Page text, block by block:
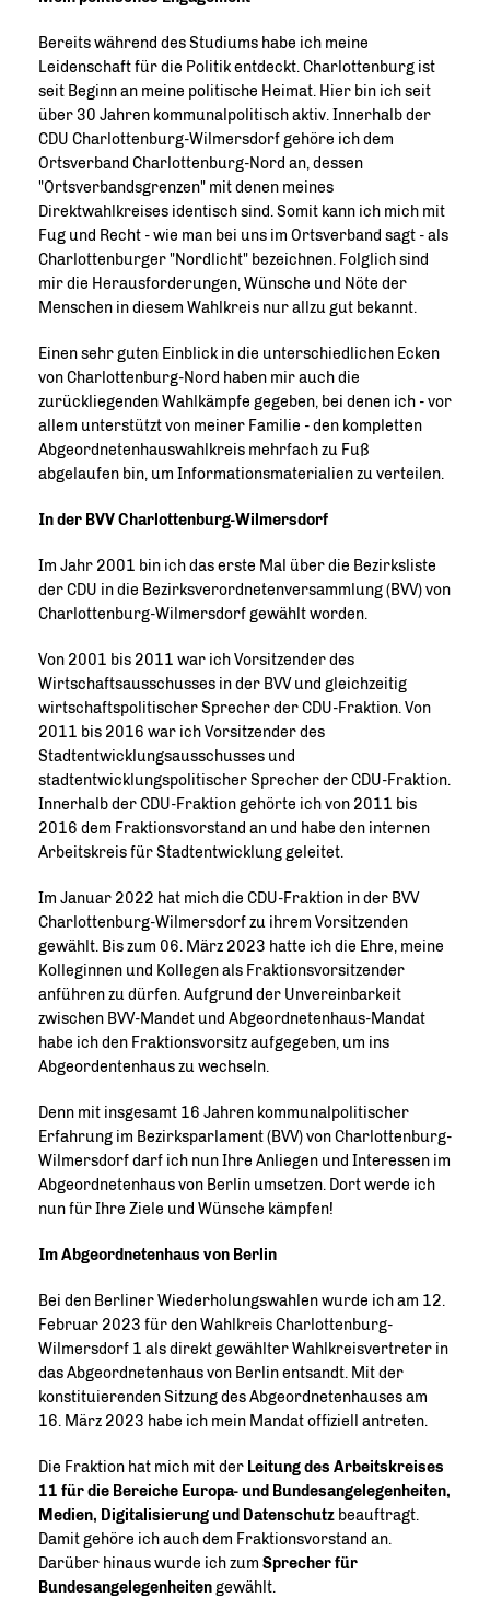
Bereits während des Studiums habe ich meine
Leidenschaft für die Politik entdeckt. Charlottenburg ist
seit Beginn an meine politische Heimat. Hier bin ich seit
über 30 Jahren kommunalpolitisch aktiv. Innerhalb der
CDU Charlottenburg-Wilmersdorf gehöre ich dem
Ortsverband Charlottenburg-Nord an, dessen
"Ortsverbandsgrenzen" mit denen meines
Direktwahlkreises identisch sind. Somit kann ich mich mit
Fug und Recht - wie man bei uns im Ortsverband sagt - als
Charlottenburger "Nordlicht" bezeichnen. Folglich sind
mir die Herausforderungen, Wünsche und Nöte der
Menschen in diesem Wahlkreis nur allzu gut bekannt.
Einen sehr guten Einblick in die unterschiedlichen Ecken
von Charlottenburg-Nord haben mir auch die
zurückliegenden Wahlkämpfe gegeben, bei denen ich - vor
allem unterstützt von meiner Familie - den kompletten
Abgeordnetenhauswahlkreis mehrfach zu Fuß
abgelaufen bin, um Informationsmaterialien zu verteilen.
In der BVV Charlottenburg-Wilmersdorf
Im Jahr 2001 bin ich das erste Mal über die Bezirksliste
der CDU in die Bezirksverordnetenversammlung (BVV) von
Charlottenburg-Wilmersdorf gewählt worden.
Von 2001 bis 2011 war ich Vorsitzender des
Wirtschaftsausschusses in der BVV und gleichzeitig
wirtschaftspolitischer Sprecher der CDU-Fraktion. Von
2011 bis 2016 war ich Vorsitzender des
Stadtentwicklungsausschusses und
stadtentwicklungspolitischer Sprecher der CDU-Fraktion.
Innerhalb der CDU-Fraktion gehörte ich von 2011 bis
2016 dem Fraktionsvorstand an und habe den internen
Arbeitskreis für Stadtentwicklung geleitet.
Im Januar 2022 hat mich die CDU-Fraktion in der BVV
Charlottenburg-Wilmersdorf zu ihrem Vorsitzenden
gewählt. Bis zum 06. März 2023 hatte ich die Ehre, meine
Kolleginnen und Kollegen als Fraktionsvorsitzender
anführen zu dürfen. Aufgrund der Unvereinbarkeit
zwischen BVV-Mandet und Abgeordnetenhaus-Mandat
habe ich den Fraktionsvorsitz aufgegeben, um ins
Abgeordentenhaus zu wechseln.
Denn mit insgesamt 16 Jahren kommunalpolitischer
Erfahrung im Bezirksparlament (BVV) von Charlottenburg-
Wilmersdorf darf ich nun Ihre Anliegen und Interessen im
Abgeordnetenhaus von Berlin umsetzen. Dort werde ich
nun für Ihre Ziele und Wünsche kämpfen!
Im Abgeordnetenhaus von Berlin
Bei den Berliner Wiederholungswahlen wurde ich am 12.
Februar 2023 für den Wahlkreis Charlottenburg-
Wilmersdorf 1 als direkt gewählter Wahlkreisvertreter in
das Abgeordnetenhaus von Berlin entsandt. Mit der
konstituierenden Sitzung des Abgeordnetenhauses am
16. März 2023 habe ich mein Mandat offiziell antreten.
Die Fraktion hat mich mit der Leitung des Arbeitskreises
11 für die Bereiche Europa- und Bundesangelegenheiten,
Medien, Digitalisierung und Datenschutz beauftragt.
Damit gehöre ich auch dem Fraktionsvorstand an.
Darüber hinaus wurde ich zum Sprecher für
Bundesangelegenheiten gewählt.